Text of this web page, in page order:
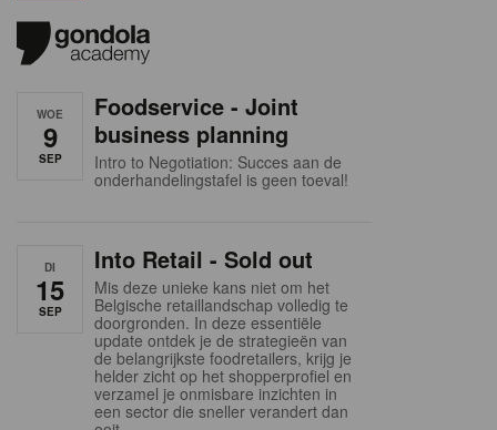
WOE
9
SEP
Foodservice - Joint
business planning
Intro to Negotiation: Succes aan de
onderhandelingstafel is geen toeval!
DI
15
SEP
Into Retail - Sold out
Mis deze unieke kans niet om het
Belgische retaillandschap volledig te
doorgronden. In deze essentiële
update ontdek je de strategieën van
de belangrijkste foodretailers, krijg je
helder zicht op het shopperprofiel en
verzamel je onmisbare inzichten in
een sector die sneller verandert dan